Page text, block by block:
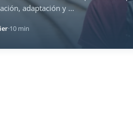
adaptación y ...
·10 min